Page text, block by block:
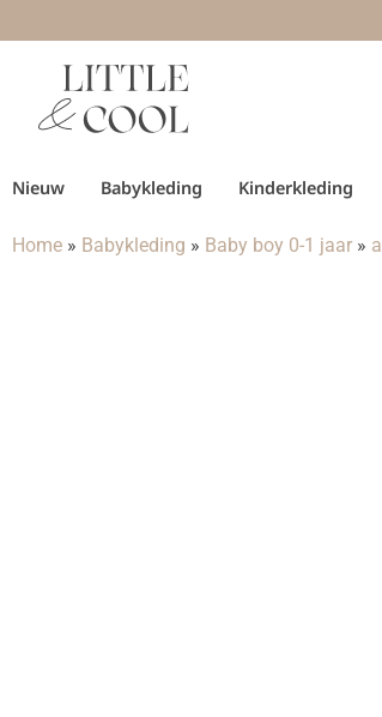
Nieuw Babykleding Kinderkleding
Home » Babykleding » Baby boy 0-1 jaar »